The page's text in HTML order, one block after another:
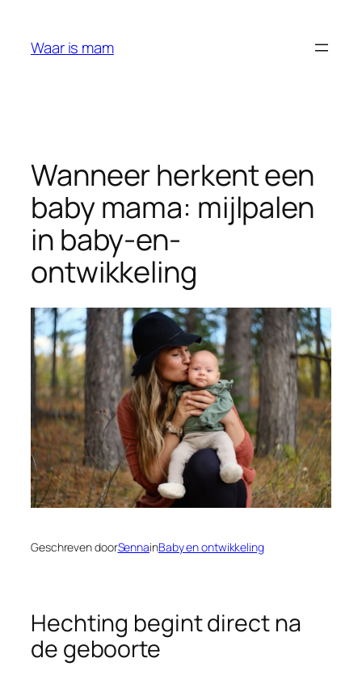
Waar is mam
Wanneer herkent een
baby mama: mijlpalen
in baby-en-
ontwikkeling
Geschreven doorSennainBaby en ontwikkeling
Hechting begint direct na
de geboorte